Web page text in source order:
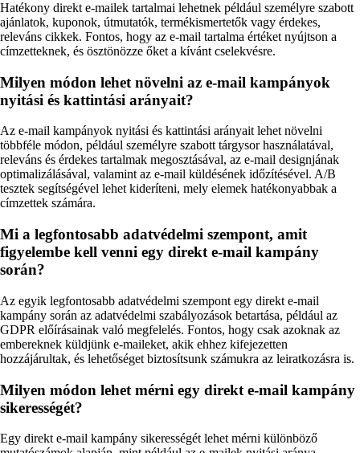
Hatékony direkt e-mailek tartalmai lehetnek például személyre szabott
ajánlatok, kuponok, útmutatók, termékismertetők vagy érdekes,
releváns cikkek. Fontos, hogy az e-mail tartalma értéket nyújtson a
címzetteknek, és ösztönözze őket a kívánt cselekvésre.
Milyen módon lehet növelni az e-mail kampányok
nyitási és kattintási arányait?
Az e-mail kampányok nyitási és kattintási arányait lehet növelni
többféle módon, például személyre szabott tárgysor használatával,
releváns és érdekes tartalmak megosztásával, az e-mail designjának
optimalizálásával, valamint az e-mail küldésének időzítésével. A/B
tesztek segítségével lehet kideríteni, mely elemek hatékonyabbak a
címzettek számára.
Mi a legfontosabb adatvédelmi szempont, amit
figyelembe kell venni egy direkt e-mail kampány
során?
Az egyik legfontosabb adatvédelmi szempont egy direkt e-mail
kampány során az adatvédelmi szabályozások betartása, például az
GDPR előírásainak való megfelelés. Fontos, hogy csak azoknak az
embereknek küldjünk e-maileket, akik ehhez kifejezetten
hozzájárultak, és lehetőséget biztosítsunk számukra az leiratkozásra is.
Milyen módon lehet mérni egy direkt e-mail kampány
sikerességét?
Egy direkt e-mail kampány sikerességét lehet mérni különböző